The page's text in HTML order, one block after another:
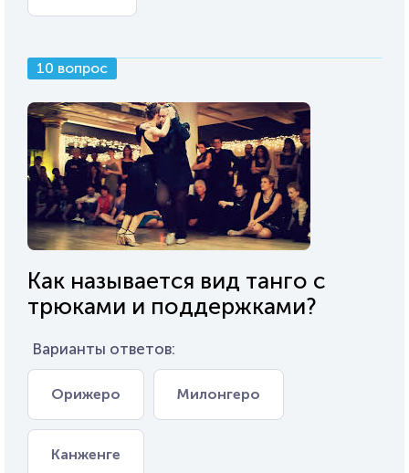
10 вопрос
Как называется вид танго с
трюками и поддержками?
Варианты ответов:
Орижеро Милонгеро
Канженге